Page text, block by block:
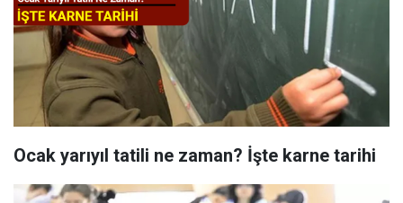
Ocak yarıyıl tatili ne zaman? İşte karne tarihi